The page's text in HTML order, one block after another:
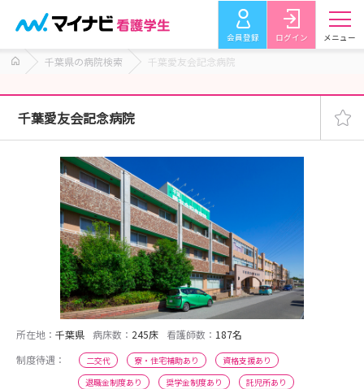
会員登録 ログイン メニュー
千葉県の病院検索 千葉愛友会記念病院
千葉愛友会記念病院
所在地： 千葉県 病床数： 245床 看護師数： 187名
制度待遇：
二交代 寮・住宅補助あり
資格支援あり
退職金制度あり
奨学金制度あり
託児所あり